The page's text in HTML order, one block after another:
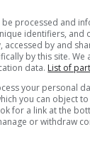
dell’
. A
Danielle
da un
in linea
processed and
identifiers, and
accessed by and
by this site.
data. List of
your personal
you can object
for a link at the
or withdraw